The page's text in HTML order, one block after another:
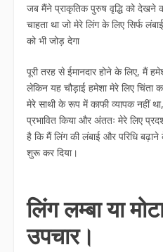
जब मैंने प्राकृतिक पुरुष वृद्धि को देखने
चाहता था जो मेरे लिंग के लिए सिर्फ
को भी जोड़ देगा
पूरी तरह से ईमानदार होने के लिए, मैं
लेकिन यह चौड़ाई हमेशा मेरे लिए चिंता
मेरे साथी के रूप में काफी व्यापक नहीं
प्रभावित किया और अंततः मेरे लिए
है कि मैं लिंग की लंबाई और परिधि
शुरू कर दिया।
लिंग लम्बा या
उपचार।